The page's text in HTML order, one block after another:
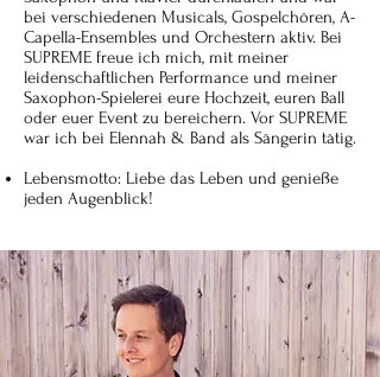
bei verschiedenen Musicals, Gospelchören, A-
Capella-Ensembles und Orchestern aktiv. Bei
SUPREME freue ich mich, mit meiner
leidenschaftlichen Performance und meiner
Saxophon-Spielerei eure Hochzeit, euren Ball
oder euer Event zu bereichern. Vor SUPREME
war ich bei Elennah & Band als Sängerin tätig.
Lebensmotto: Liebe das Leben und genieße
jeden Augenblick!